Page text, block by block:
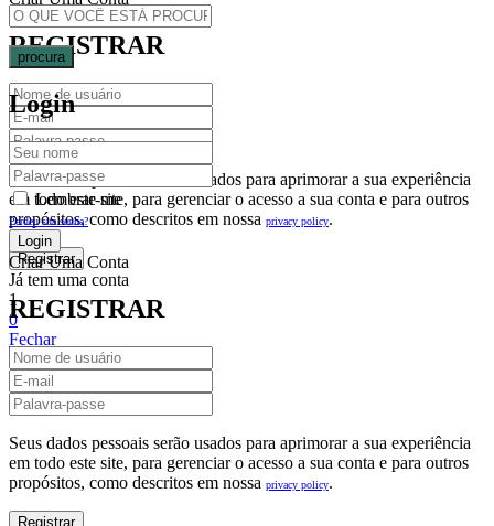
REGISTRAR
Seus dados pessoais serão usados para aprimorar a sua experiência
em todo este site, para gerenciar o acesso a sua conta e para outros
propósitos, como descritos em nossa privacy policy.
Já tem uma conta
1
0
Fechar
Carrinho De Compras(0)
No products in the cart.
procura
Login
Lembrar-me
Perdeu sua senha?
Criar Uma Conta
REGISTRAR
Seus dados pessoais serão usados para aprimorar a sua experiência
em todo este site, para gerenciar o acesso a sua conta e para outros
propósitos, como descritos em nossa privacy policy.